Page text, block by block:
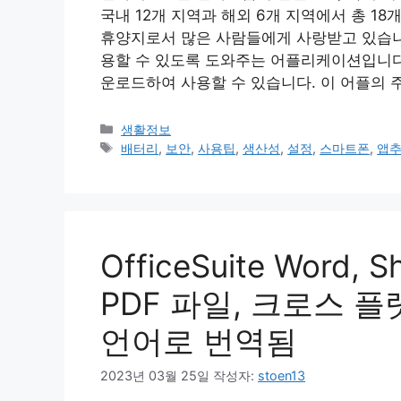
국내 12개 지역과 해외 6개 지역에서 총 18
휴양지로서 많은 사람들에게 사랑받고 있
용할 수 있도록 도와주는 어플리케이션입
운로드하여 사용할 수 있습니다. 이 어플의
카
테
생활정보
태
배터리, 보안,사용팁,생산성, 설정, 스마트폰, 앱
OfficeSuite Word,
PDF 파일, 크로스
언어로 번역됨
2023년 03월 25일 작성자: stoen13